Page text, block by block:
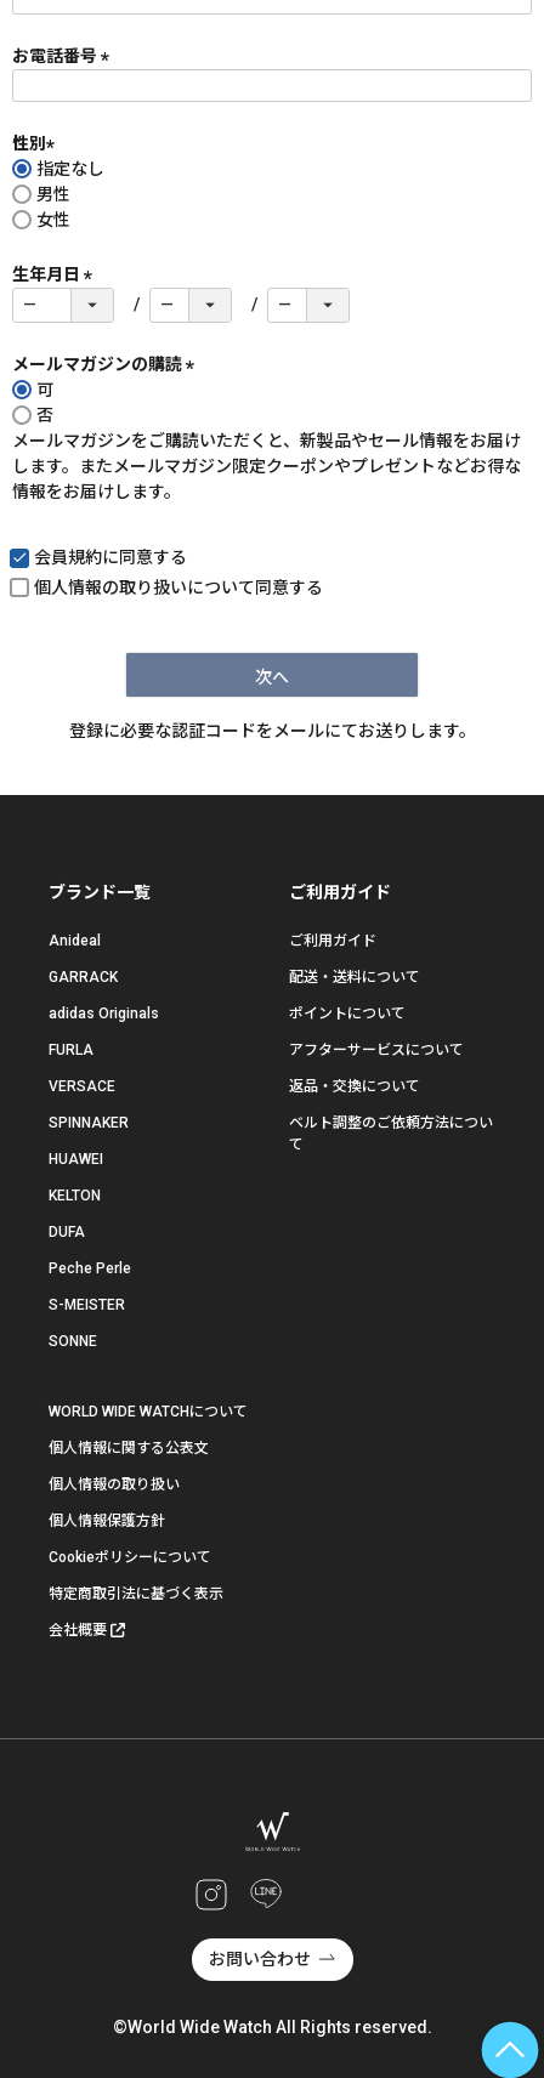
お電話番号
性別
(
必
須
指定なし
男性
女性
生年月日
(
須
メールマガジンの購読
須
)
可
否
メールマガジンをご購読いただくと、新製品やセール情報をお届け
します。またメールマガジン限定クーポンやプレゼントなどお得な
情報をお届けします。
会員規約に同意する
個人情報の取り扱いについて同意する
次へ
登録に必要な認証コードをメールにてお送りします。
ブランド一覧
Anideal
GARRACK
adidas Originals
FURLA
VERSACE
SPINNAKER
HUAWEI
KELTON
DUFA
Peche Perle
S-MEISTER
SONNE
ご利用ガイド
ご利用ガイド
配送・送料について
ポイントについて
アフターサービスについて
返品・交換について
ベルト調整のご依頼方法につい
て
WORLD WIDE WATCHについて
個人情報に関する公表文
個人情報の取り扱い
個人情報保護方針
Cookieポリシーについて
特定商取引法に基づく表示
会社概要
お問い合わせ
©World Wide Watch All Rights reserved.